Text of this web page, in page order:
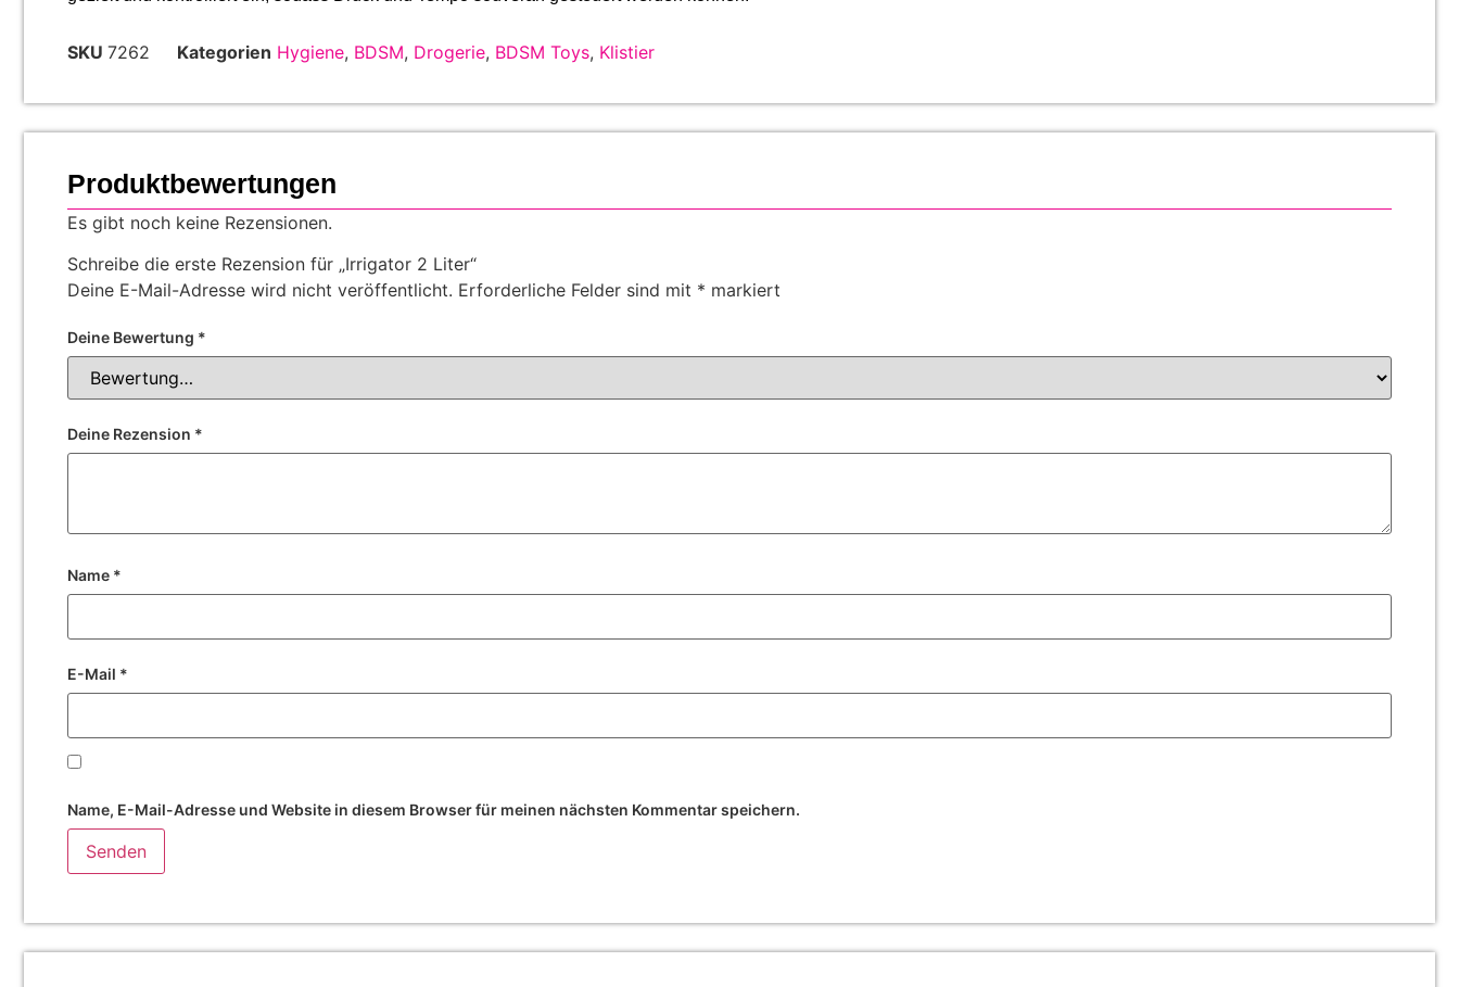
SKU 7262 Kategorien Hygiene, BDSM, Drogerie, BDSM Toys, Klistier
Produktbewertungen
Es gibt noch keine Rezensionen.
Schreibe die erste Rezension für „Irrigator 2 Liter“
Deine E-Mail-Adresse wird nicht veröffentlicht. Erforderliche Felder sind mit * markiert
Deine Bewertung *
Deine Rezension *
Name *
E-Mail *
Name, E-Mail-Adresse und Website in diesem Browser für meinen nächsten Kommentar speichern.